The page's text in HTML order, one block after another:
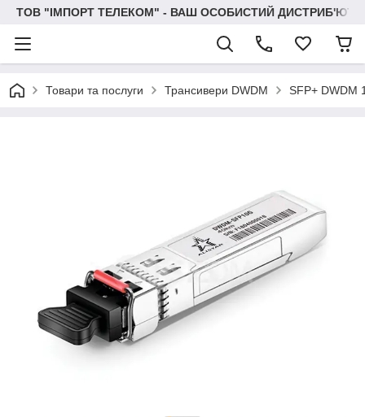
ТОВ "IМПОРТ ТЕЛЕКОМ" - ВАШ ОСОБИСТИЙ
Товари та послуги Трансивери DWDM SFP+ DWDM